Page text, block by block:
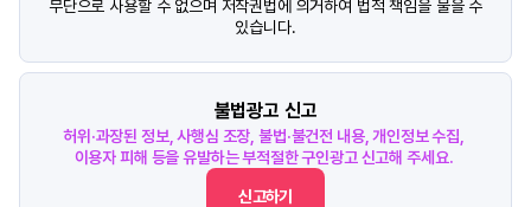
무단으로 사용할 수 없으며 저작권법에 의거하여 법적 책임을 물을 수
있습니다.
불법광고 신고
허위·과장된 정보, 사행심 조장, 불법·불건전 내용, 개인정보 수집,
이용자 피해 등을 유발하는 부적절한 구인광고 신고해 주세요.
신고하기